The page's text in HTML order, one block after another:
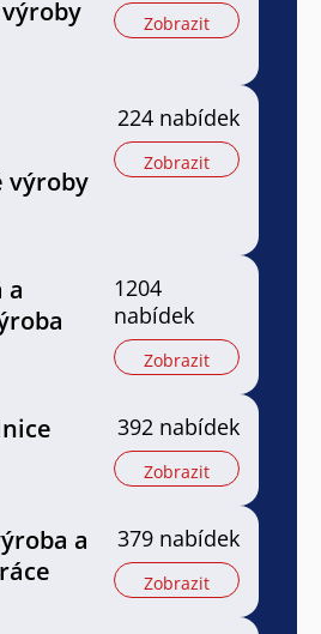
Zobrazit
výroby
224 nabídek
Zobrazit
a
1204
nabídek
Zobrazit
392 nabídek
Zobrazit
a
379 nabídek
Zobrazit